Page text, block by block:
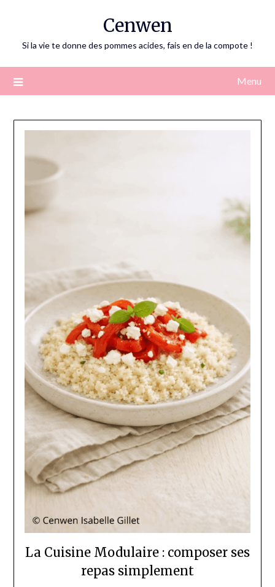
Cenwen
Si la vie te donne des pommes acides, fais en de la compote !
Menu
La Cuisine Modulaire : composer ses
repas simplement